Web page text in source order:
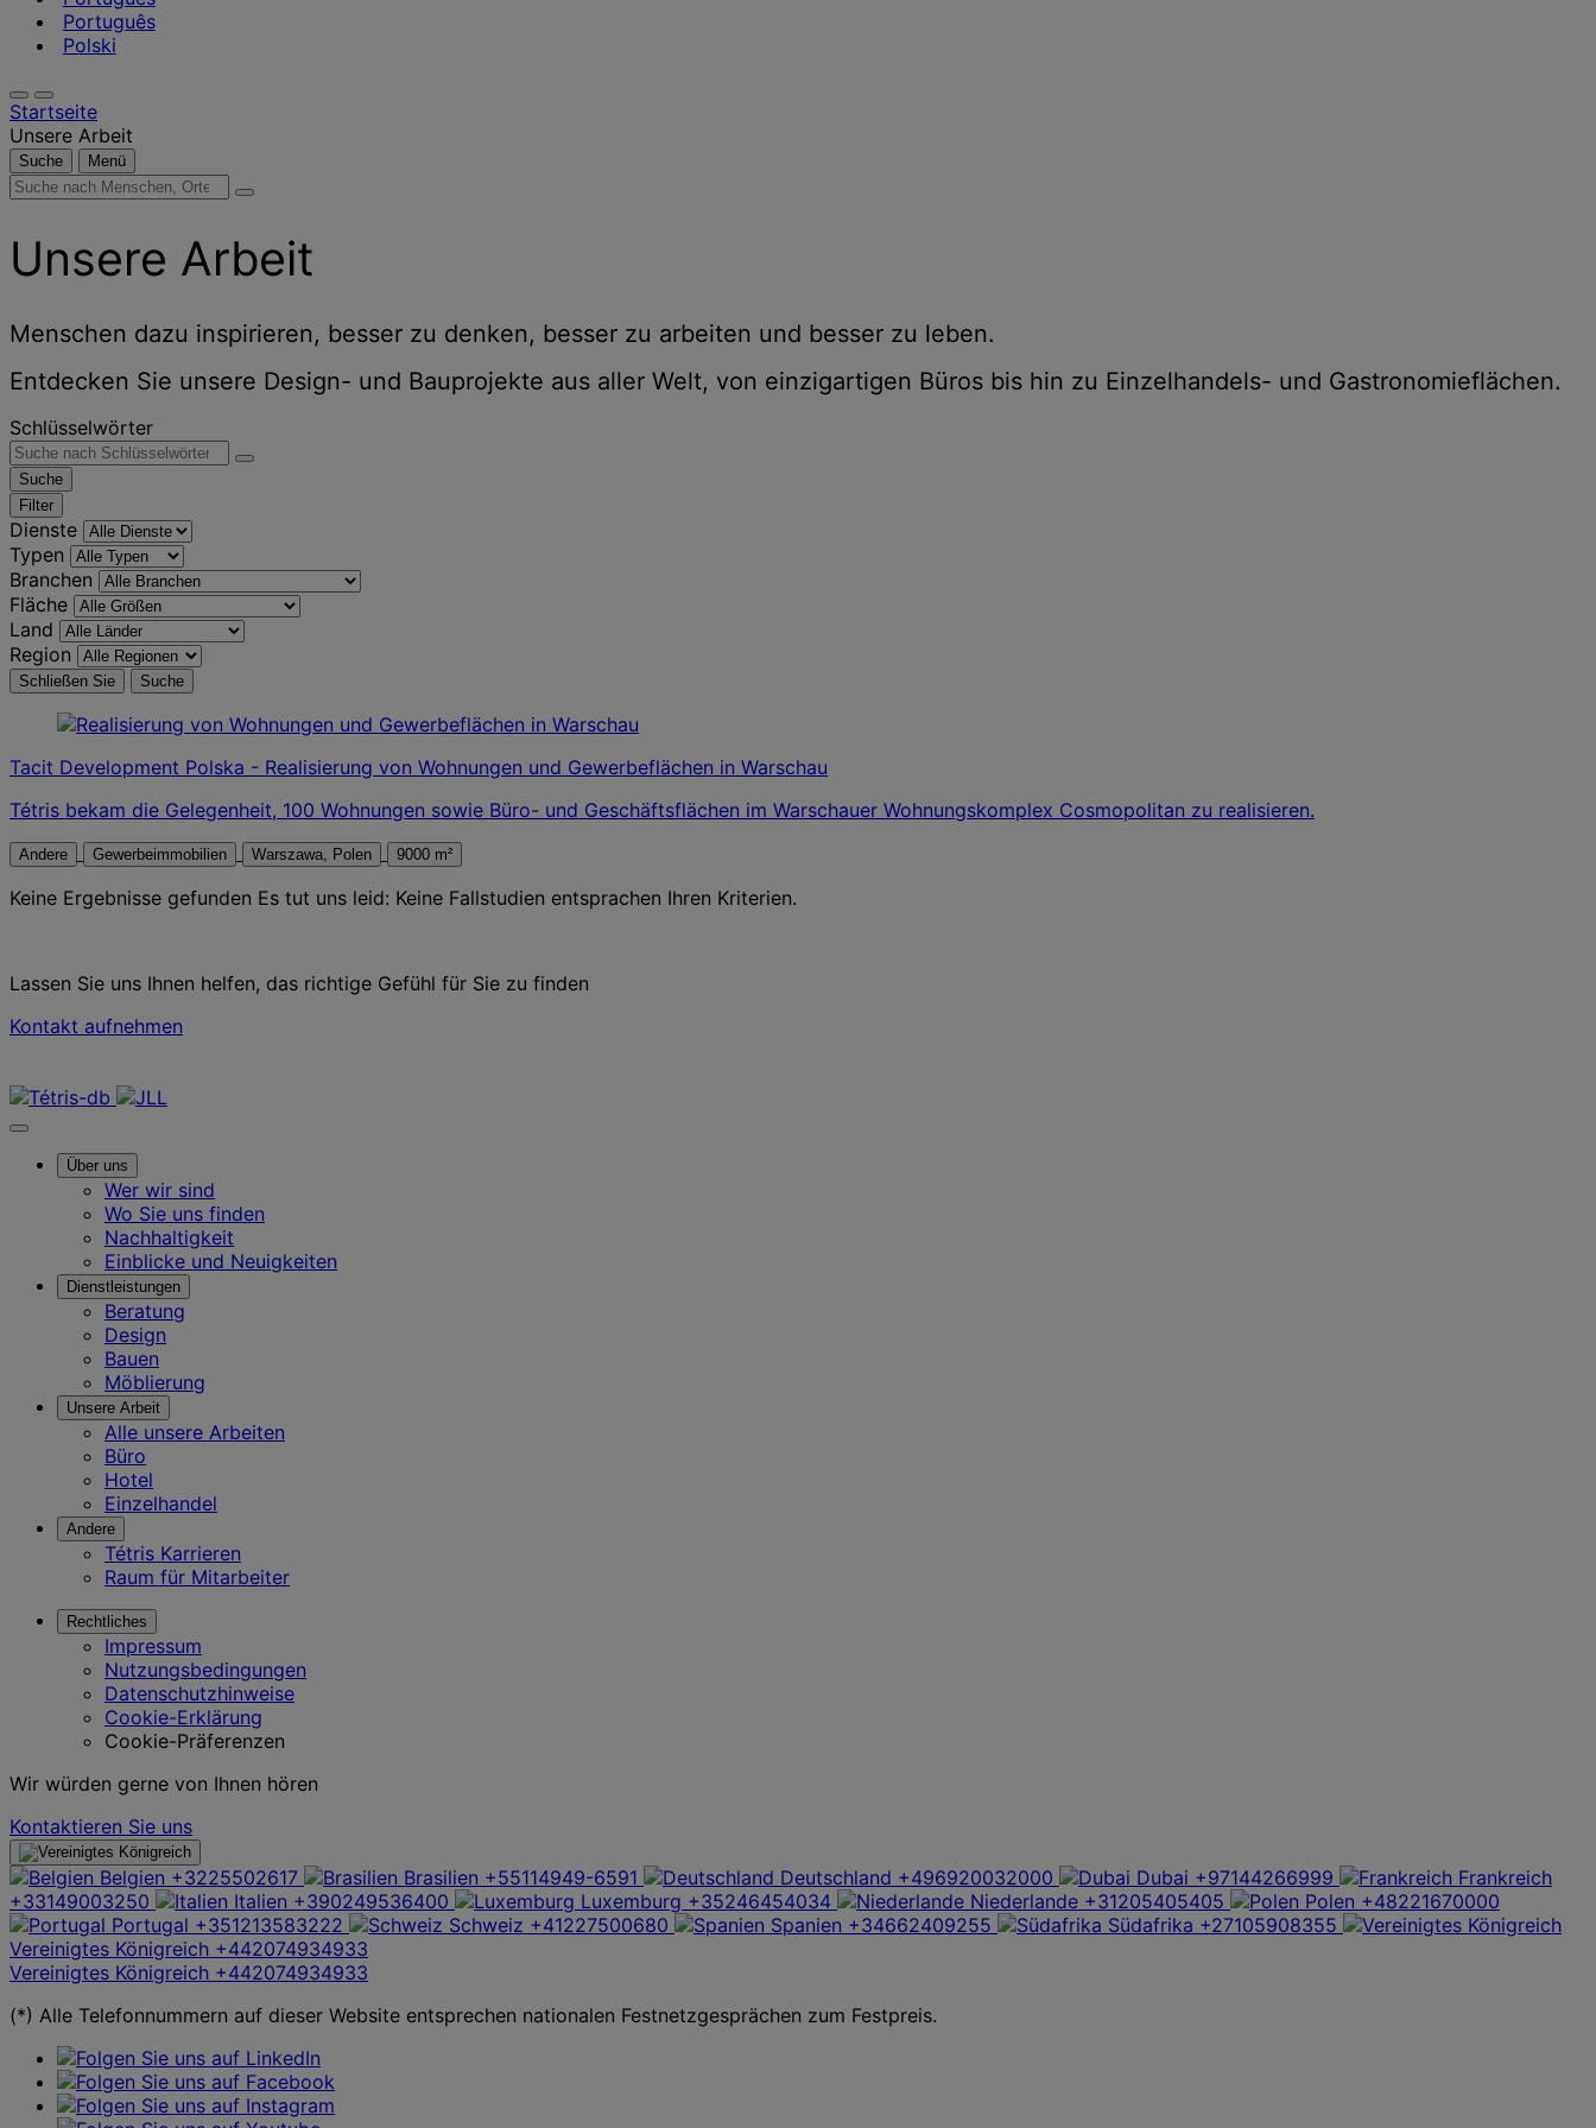
Português
Polski
Startseite
Unsere Arbeit
Suche Menü
Suche
Orten,
Nachrichten
Erkenntnissen
Unsere Arbeit
Menschen dazu inspirieren, besser zu denken, besser zu arbeiten und besser zu leben.
Entdecken Sie unsere Design- und Bauprojekte aus aller Welt, von einzigartigen Büros bis hin zu Einzelhandels- und Gastronomieflächen.
Schlüsselwörter
Suche
Filter
Dienste
Typen
Branchen
Fläche
Land
Region
Schließen Sie Suche
Tacit Development Polska - Realisierung von Wohnungen und Gewerbeflächen in Warschau
Tétris bekam die Gelegenheit, 100 Wohnungen sowie Büro- und Geschäftsflächen im Warschauer Wohnungskomplex Cosmopolitan zu realisieren.
Andere Gewerbeimmobilien Warszawa, Polen 9000 m²
Keine Ergebnisse gefunden Es tut uns leid: Keine Fallstudien entsprachen Ihren Kriterien.
Lassen Sie uns Ihnen helfen, das richtige Gefühl für Sie zu finden
Kontakt aufnehmen
Über uns
Wer wir sind
Wo Sie uns finden
Nachhaltigkeit
Einblicke und Neuigkeiten
Dienstleistungen
Beratung
Design
Bauen
Möblierung
Unsere Arbeit
Alle unsere Arbeiten
Büro
Hotel
Einzelhandel
Andere
Tétris Karrieren
Raum für Mitarbeiter
Rechtliches
Impressum
Nutzungsbedingungen
Datenschutzhinweise
Cookie-Erklärung
Cookie-Präferenzen
Wir würden gerne von Ihnen hören
Kontaktieren Sie uns
Belgien +3225502617 Brasilien +55114949-6591 Deutschland +496920032000 Dubai +97144266999
Frankreich
+33149003250
Italien +390249536400 Luxemburg +35246454034 Niederlande +31205405405 Polen +48221670000
Portugal +351213583222 Schweiz +41227500680 Spanien +34662409255 Südafrika +27105908355
Vereinigtes Königreich +442074934933
Vereinigtes Königreich +442074934933
(*) Alle Telefonnummern auf dieser Website entsprechen nationalen Festnetzgesprächen zum Festpreis.